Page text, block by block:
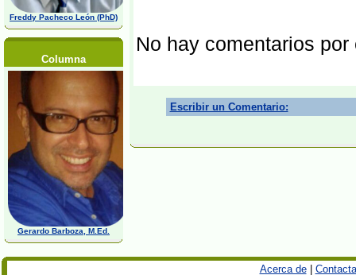
Freddy Pacheco León (PhD)
Columna
Gerardo Barboza, M.Ed.
No hay comentarios por
Escribir un Comentario:
Acerca de|